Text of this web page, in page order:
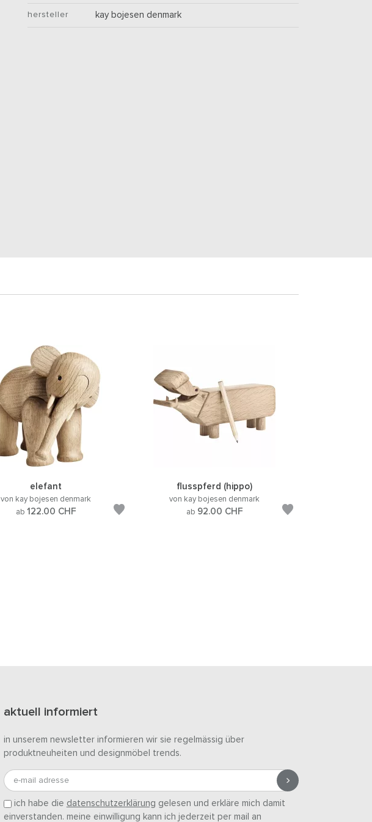
hersteller kay bojesen denmark
elefant
von kay bojesen denmark
ab 122.00 CHF
flusspferd (hippo)
von kay bojesen denmark
ab 92.00 CHF
aktuell informiert
in unserem newsletter informieren wir sie regelmässig über
produktneuheiten und designmöbel trends.
e-mail adresse
ich habe die datenschutzerklärung gelesen und erkläre mich damit
einverstanden. meine einwilligung kann ich jederzeit per mail an